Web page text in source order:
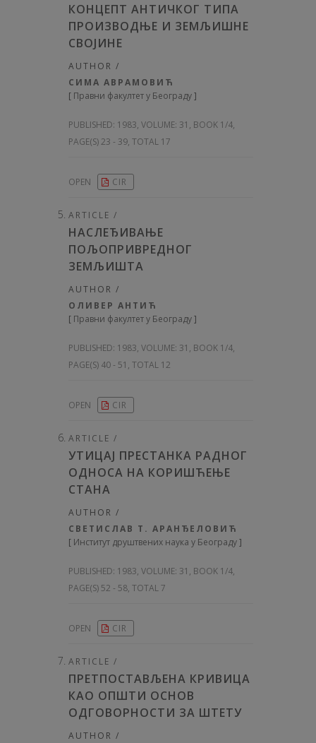
КОНЦЕПТ АНТИЧКОГ ТИПА
ПРОИЗВОДЊЕ И ЗЕМЉИШНЕ
СВОЈИНЕ
AUTHOR /
СИМА АВРАМОВИЋ
[ Правни факултет у Београду]
PUBLISHED: 1983, VOLUME: 31 , BOOK 1/4,
PAGE(S) 23 - 39, TOTAL 17
OPEN CIR
ARTICLE /
НАСЛЕЂИВАЊЕ
ПОЉОПРИВРЕДНОГ
ЗЕМЉИШТА
AUTHOR /
ОЛИВЕР АНТИЋ
[ Правни факултет у Београду]
PUBLISHED: 1983, VOLUME: 31 , BOOK 1/4,
PAGE(S) 40 - 51, TOTAL 12
OPEN CIR
ARTICLE /
УТИЦАЈ ПРЕСТАНКА РАДНОГ
ОДНОСА НА КОРИШЋЕЊЕ
СТАНА
AUTHOR /
СВЕТИСЛАВ Т. АРАНЂЕЛОВИЋ
[ Институт друштвених наука у Београду]
PUBLISHED: 1983, VOLUME: 31 , BOOK 1/4,
PAGE(S) 52 - 58, TOTAL 7
OPEN CIR
ARTICLE /
ПРЕТПОСТАВЉЕНА КРИВИЦА
КАО ОПШТИ ОСНОВ
ОДГОВОРНОСТИ ЗА ШТЕТУ
AUTHOR /